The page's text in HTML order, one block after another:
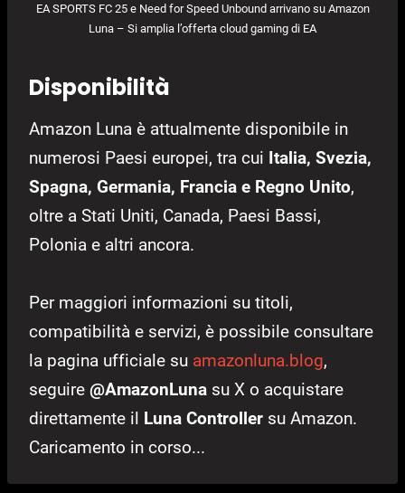
EA SPORTS FC 25 e Need for Speed Unbound arrivano su Amazon
Luna – Si amplia l’offerta cloud gaming di EA
Disponibilità
Amazon Luna è attualmente disponibile in
numerosi Paesi europei, tra cui Italia, Svezia,
Spagna, Germania, Francia e Regno Unito,
oltre a Stati Uniti, Canada, Paesi Bassi,
Polonia e altri ancora.
Per maggiori informazioni su titoli,
compatibilità e servizi, è possibile consultare
la pagina ufficiale su amazonluna.blog,
seguire @AmazonLuna su X o acquistare
direttamente il Luna Controller su Amazon.
Caricamento in corso...